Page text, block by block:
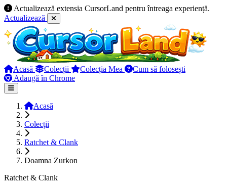
Actualizează extensia CursorLand pentru întreaga experiență.
Actualizează
Acasă Colecții Colecția Mea
Cum să folosești
Adaugă în Chrome
Acasă
Colecții
Ratchet & Clank
Doamna Zurkon
Ratchet & Clank